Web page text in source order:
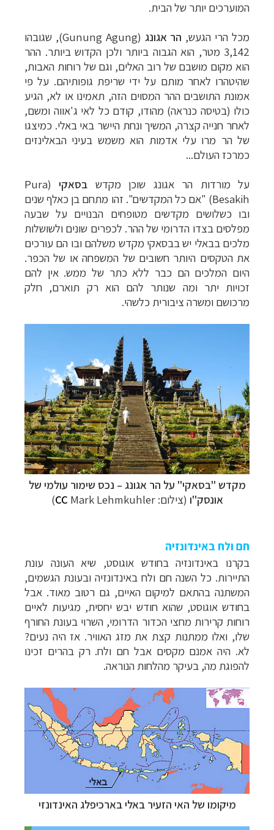
המוערכים יותר של הבית.
מכל הרי הגעש, הר אגונג (
Gunung Agung), שגובהו
3,142 מטר, הוא הגבוה ביותר ולכן הקדוש ביותר. ההר
הוא מקום מושבם של רוב האלים, וגם של רוחות האבות,
שהיטהרו לאחר מותם על ידי שריפת גופותיהם. על פי
אמונת התושבים ההר המסוים הזה, תאמינו או לא, הגיע
כולו (בטיסה כנראה) מהודו, קודם כל לאי ג'אווה ומשם,
לאחר חנייה קצרה, המשיך ונחת היישר באי באלי. כמיצגו
של הר מרו עלי אדמות הוא משמש בעיני הבאלינזים
כמרכז העולם...
על מורדות הר אגונג שוכן מקדש בסאקי(
Pura
Besakih) "אם כל המקדשים". זהו מתחם בן כאלף שנים
ובו כשלושים מקדשים מטופחים הבנויים על שבעה
מפלסים בצדו הדרומי של ההר. לכפרים שונים ולשושלות
מלכים בבאלי יש בבסאקי מקדש משלהם ובו הם עורכים
את הטקסים היותר חשובים של המשפחה או של הכפר.
היום המלכים הם כבר ללא כתר של ממש. אין להם
זכויות יתר ומה שנותר להם הוא רק תוארם, חלק
מרכושם ומשרה ציבורית כלשהי.
מקדש "בסאקי" על הר אגונג – נכס שימור עולמי של
אונסק"ו (צילום: CC Mark Lehmkuhler)
חם ולח באינדונזיה
בקרנו באינדונזיה בחודש אוגוסט, שיא העונה עונת
התיירות. כל השנה חם ולח באינדונזיה ובעונת הגשמים,
המשתנה בהתאם למיקום האיים, גם רטוב מאוד. אבל
בחודש אוגוסט, שהוא חודש יבש יחסית, מגיעות לאיים
רוחות קרירות מחצי הכדור הדרומי, השרוי בעונת החורף
שלו, ואלו ממתנות קצת את מזג האוויר. אז היה נעים?
לא. היה אמנם מקסים אבל חם ולח. רק בהרים זכינו
להפוגת מה, בעיקר מהלחות הנוראה.
מיקומו של האי הזעיר באלי בארכיפלג האינדונזי